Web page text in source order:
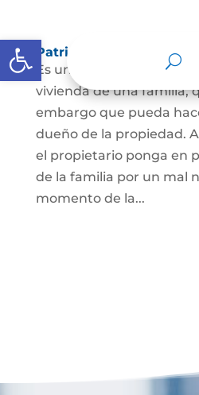
Abrir barra de herramientas
Patrimonio de familia
Es una clase especial de
vivienda de una familia,
embargo que pueda
dueño de la propiedad.
el propietario ponga en
de la familia por un mal
momento de la...